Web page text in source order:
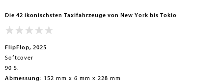
Die 42 ikonischsten Taxifahrzeuge von New York bis Tokio
FlipFlop, 2025
Softcover
90 S.
Abmessung: 152 mm x 6 mm x 228 mm